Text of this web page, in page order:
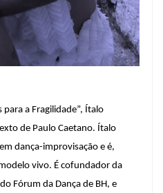
a Fragilidade”, Ítalo
de Paulo Caetano. Ítalo
dança-improvisação e é,
vivo. É cofundador da
Fórum da Dança de BH, e